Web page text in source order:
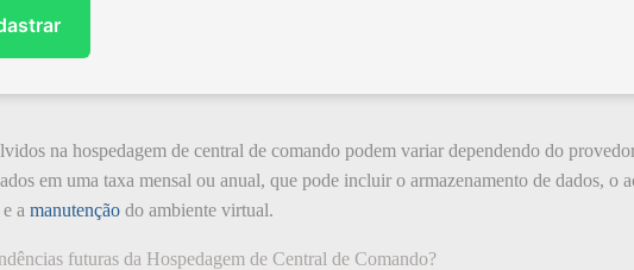
na hospedagem de central de comando podem variar dependendo do
em uma taxa mensal ou anual, que pode incluir o armazenamento de dados, o
a manutenção do ambiente virtual.
futuras da Hospedagem de Central de Comando?